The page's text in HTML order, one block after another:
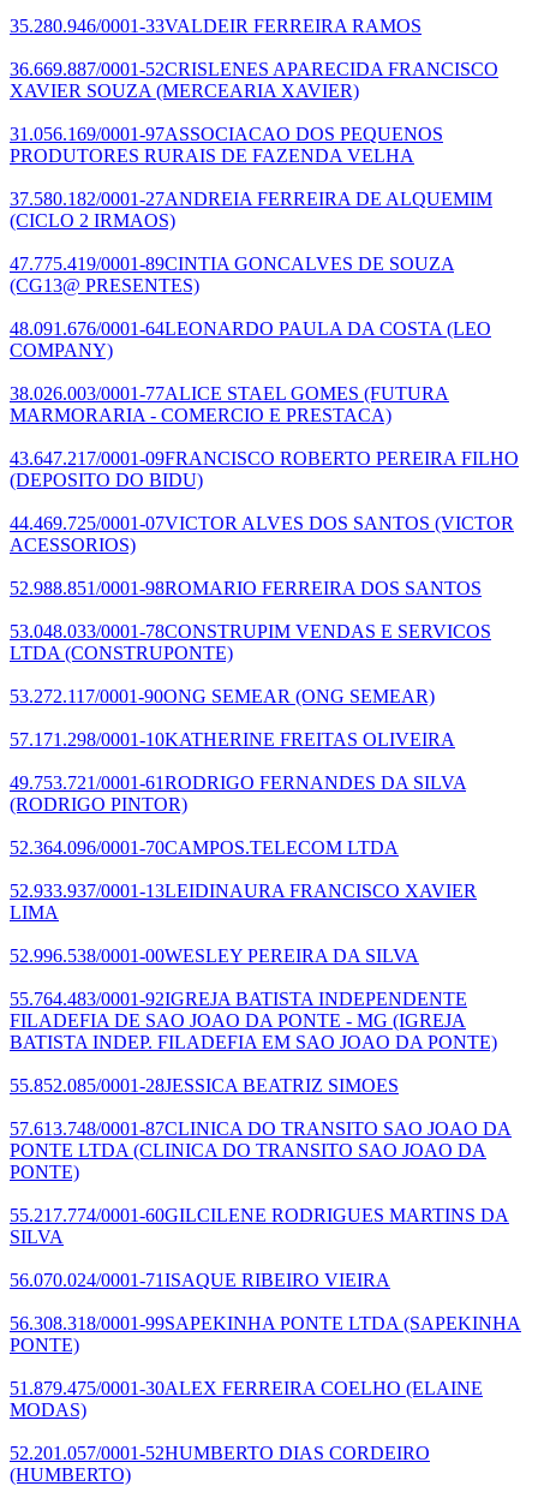
35.280.946/0001-33VALDEIR FERREIRA RAMOS
36.669.887/0001-52CRISLENES APARECIDA FRANCISCO
XAVIER SOUZA (MERCEARIA XAVIER)
31.056.169/0001-97ASSOCIACAO DOS PEQUENOS
PRODUTORES RURAIS DE FAZENDA VELHA
37.580.182/0001-27ANDREIA FERREIRA DE ALQUEMIM
(CICLO 2 IRMAOS)
47.775.419/0001-89CINTIA GONCALVES DE SOUZA
(CG13@ PRESENTES)
48.091.676/0001-64LEONARDO PAULA DA COSTA (LEO
COMPANY)
38.026.003/0001-77ALICE STAEL GOMES (FUTURA
MARMORARIA - COMERCIO E PRESTACA)
43.647.217/0001-09FRANCISCO ROBERTO PEREIRA FILHO
(DEPOSITO DO BIDU)
44.469.725/0001-07VICTOR ALVES DOS SANTOS (VICTOR
ACESSORIOS)
52.988.851/0001-98ROMARIO FERREIRA DOS SANTOS
53.048.033/0001-78CONSTRUPIM VENDAS E SERVICOS
LTDA (CONSTRUPONTE)
53.272.117/0001-90ONG SEMEAR (ONG SEMEAR)
57.171.298/0001-10KATHERINE FREITAS OLIVEIRA
49.753.721/0001-61RODRIGO FERNANDES DA SILVA
(RODRIGO PINTOR)
52.364.096/0001-70CAMPOS.TELECOM LTDA
52.933.937/0001-13LEIDINAURA FRANCISCO XAVIER
LIMA
52.996.538/0001-00WESLEY PEREIRA DA SILVA
55.764.483/0001-92IGREJA BATISTA INDEPENDENTE
FILADEFIA DE SAO JOAO DA PONTE - MG (IGREJA
BATISTA INDEP. FILADEFIA EM SAO JOAO DA PONTE)
55.852.085/0001-28JESSICA BEATRIZ SIMOES
57.613.748/0001-87CLINICA DO TRANSITO SAO JOAO DA
PONTE LTDA (CLINICA DO TRANSITO SAO JOAO DA
PONTE)
55.217.774/0001-60GILCILENE RODRIGUES MARTINS DA
SILVA
56.070.024/0001-71ISAQUE RIBEIRO VIEIRA
56.308.318/0001-99SAPEKINHA PONTE LTDA (SAPEKINHA
PONTE)
51.879.475/0001-30ALEX FERREIRA COELHO (ELAINE
MODAS)
52.201.057/0001-52HUMBERTO DIAS CORDEIRO
(HUMBERTO)